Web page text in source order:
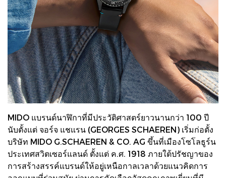
MIDO แบรนด์นาฬิกาที่มีประวัติศาสตร์ยาวนานกว่า 100 ปี
นับตั้งแต่ จอร์จ แชแรน (GEORGES SCHAEREN) เริ่มก่อตั้ง
บริษัท MIDO G.SCHAEREN & CO. AG ขึ้นที่เมืองโซโลธูร์น
ประเทศสวิตเซอร์แลนด์ ตั้งแต่ ค.ศ. 1918 ภายใต้ปรัชญาของ
การสร้างสรรค์แบรนด์ให้อยู่เหนือกาลเวลาด้วยแนวคิดการ